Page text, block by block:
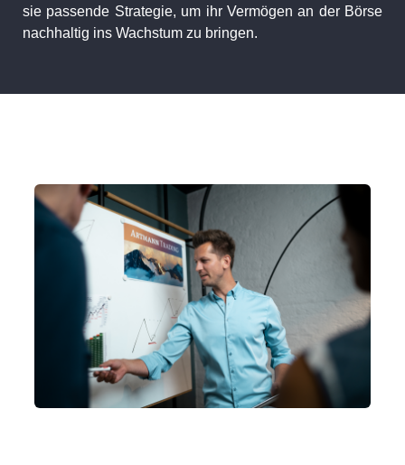
sie passende Strategie, um ihr Vermögen an der Börse
nachhaltig ins Wachstum zu bringen.